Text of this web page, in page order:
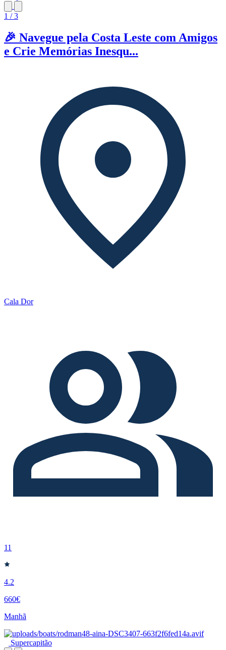
1 / 3
🎉 Navegue pela Costa Leste com Amigos
e Crie Memórias Inesqu...
Cala Dor
11
4.2
660€
Manhã
Supercapitão